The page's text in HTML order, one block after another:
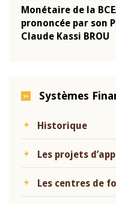
Monétaire de la
prononcée par son
Claude Kassi BROU
Systèmes
Historique
Les projets
Les centres de